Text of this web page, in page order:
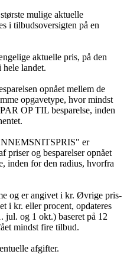
mulige aktuelle
i tilbudsoversigten på en
aktuelle pris, på den
landet.
opnået mellem de
opgavetype, hvor mindst
OP TIL besparelse, inden
er
priser og besparelser opnået
inden for den radius, hvorfra
og er angivet i kr. Øvrige pris-
i kr. eller procent, opdateres
jul. og 1 okt.) baseret på 12
mindst fire tilbud.
afgifter.